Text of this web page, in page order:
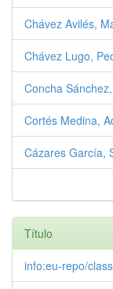
Chávez Avilés,
Chávez Lugo,
Concha
Cortés Medina,
Cázares García,
Título
info:eu-repo/